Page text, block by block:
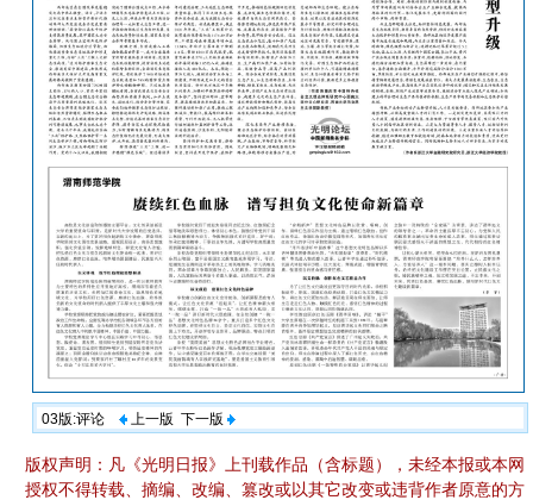
03版:评论 上一版 下一版
版权声明：凡《光明日报》上刊载作品（含标题），未经本报或本网
授权不得转载、摘编、改编、篡改或以其它改变或违背作者原意的方